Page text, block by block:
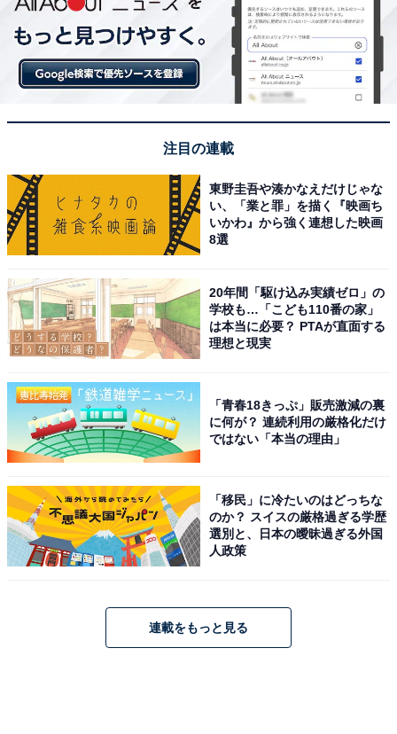
注目の連載
東野圭吾や湊かなえだけじゃな
い、「業と罪」を描く『映画ち
いかわ』から強く連想した映画
8選
20年間「駆け込み実績ゼロ」の
学校も…「こども110番の家」
は本当に必要？ PTAが直面する
理想と現実
「青春18きっぷ」販売激減の裏
に何が？ 連続利用の厳格化だけ
ではない「本当の理由」
「移民」に冷たいのはどっちな
のか？ スイスの厳格過ぎる学歴
選別と、日本の曖昧過ぎる外国
人政策
連載をもっと見る